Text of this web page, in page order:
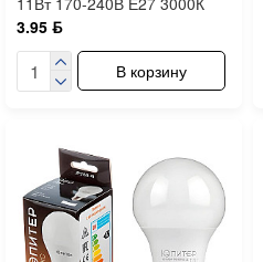
3.95 ƃ
В корзину